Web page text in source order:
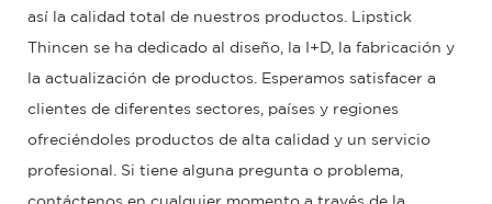
así la calidad total de nuestros productos. Lipstick
Thincen se ha dedicado al diseño, la I+D, la fabricación y
la actualización de productos. Esperamos satisfacer a
clientes de diferentes sectores, países y regiones
ofreciéndoles productos de alta calidad y un servicio
profesional. Si tiene alguna pregunta o problema,